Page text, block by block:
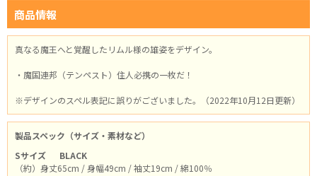
商品情報
真なる魔王へと覚醒したリムル様の雄姿をデザイン。
・魔国連邦（テンペスト）住人必携の一枚だ！
※デザインのスペル表記に誤りがございました。（2022年10月12日更新）
製品スペック（サイズ・素材など）
Sサイズ
BLACK
（約）身丈65cm / 身幅49cm / 袖丈19cm / 綿100％